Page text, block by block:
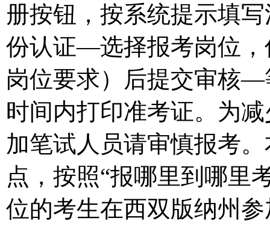
册按钮，按系统提示填
份认证—选择报考岗位，
岗位要求）后提交审核
时间内打印准考证。为
加笔试人员请审慎报考
点，按照“报哪里到哪里
位的考生在西双版纳州